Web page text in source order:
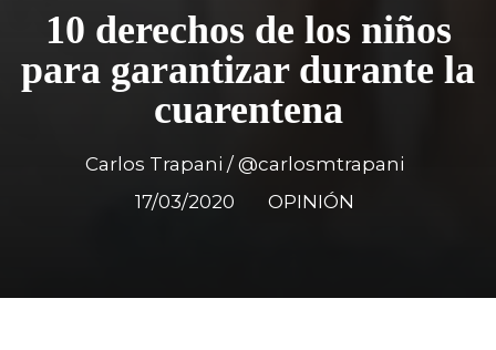
10 derechos de los niños
para garantizar durante la
cuarentena
Carlos Trapani / @carlosmtrapani
17/03/2020
OPINIÓN